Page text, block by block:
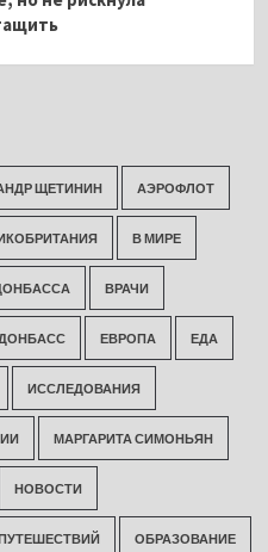
ЩЕТИНИН АЭРОФЛОТ
В МИРЕ
ВРАЧИ
ЕВРОПА ЕДА
ИССЛЕДОВАНИЯ
МАРГАРИТА СИМОНЬЯН
НОВОСТИ
ОБРАЗОВАНИЕ